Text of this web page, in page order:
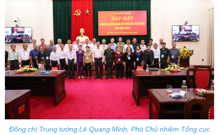
Đồng chí Trung tướng Lê Quang Minh, Phó Chủ nhiệm Tổng cục